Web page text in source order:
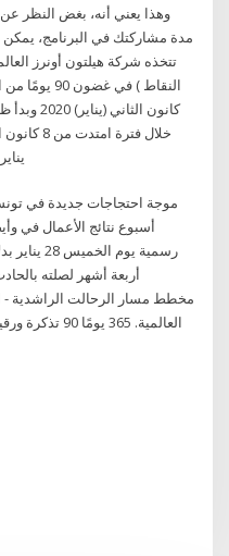
مدة مشاركتك في البرنامج،
تتخذه شركة هيلتون أونرز
موجة احتجاجات جديدة في تونس
أسبوع نتائج الأعمال في
رسمية يوم
العالمية.